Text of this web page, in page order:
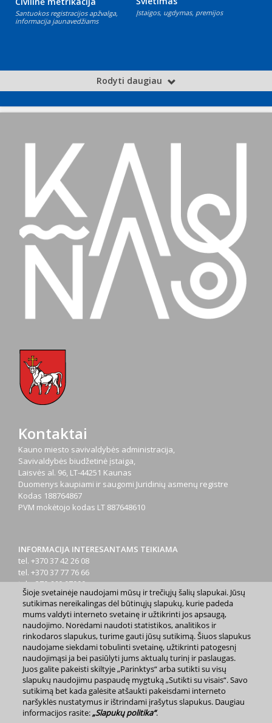
Santuokos registracijos apžvalga,
informacija jaunavedžiams
Įstaigos, ugdymas, premijos
Rodyti daugiau
Kontaktai
Kauno miesto savivaldybės administracija,
Savivaldybės biudžetinė įstaiga,
Laisvės al. 96, LT-44251 Kaunas
Duomenys kaupiami ir saugomi Juridinių asmenų registre
Kodas 188764867
PVM mokėtojo kodas LT 887648610
INFORMACIJA INTERESANTAMS TEIKIAMA
tel. +370 37 42 26 08
tel. +370 37 77 76 66
tel. +370 660 07000
el. p.info@kaunas.lt
2023 m. Kauno miesto savivaldybė. Kopijuoti ir platinti
www.kaunas.lt skelbiamą informaciją be autorių sutikimo draudžiama.
Svetainės žemėlapis »
Šioje svetainėje naudojami mūsų ir trečiųjų šalių slapukai. Jūsų
sutikimas nereikalingas dėl būtinųjų slapukų, kurie padeda
mums valdyti interneto svetainę ir užtikrinti jos apsaugą,
naudojimo. Norėdami naudoti statistikos, analitikos ir
rinkodaros slapukus, turime gauti jūsų sutikimą. Šiuos slapukus
naudojame siekdami tobulinti svetainę, užtikrinti patogesnį
naudojimąsi ja bei pasiūlyti jums aktualų turinį ir paslaugas.
Juos galite pakeisti skiltyje „Parinktys“ arba sutikti su visų
slapukų naudojimu paspaudę mygtuką „Sutikti su visais“. Savo
sutikimą bet kada galėsite atšaukti pakeisdami interneto
naršyklės nustatymus ir ištrindami įrašytus slapukus. Daugiau
informacijos rasite:„Slapukų politika“.